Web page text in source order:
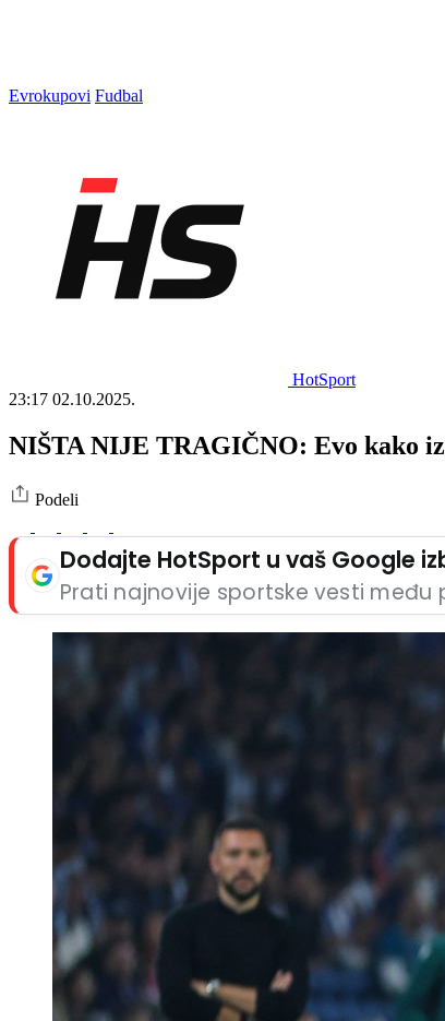
Evrokupovi Fudbal
HotSport
23:17 02.10.2025.
NIŠTA NIJE TRAGIČNO: Evo kako
Podeli
Dodajte HotSport u vaš Google
Prati najnovije sportske vesti među